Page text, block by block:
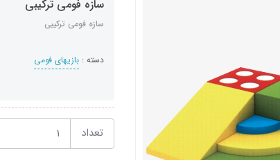
سازه فومی ترکیبی
سازه فومی ترکیبی
دسته : بازیهای فومی
تعداد